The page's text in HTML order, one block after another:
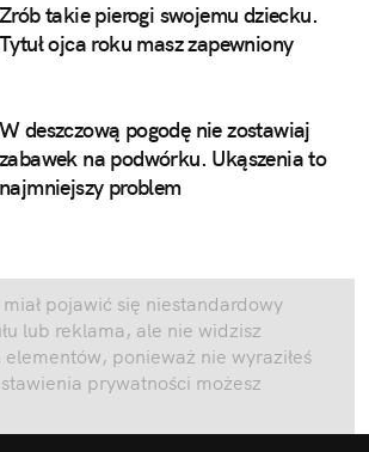
Zrób takie pierogi swojemu dziecku.
Tytuł ojca roku masz zapewniony
W deszczową pogodę nie zostawiaj
zabawek na podwórku. Ukąszenia to
najmniejszy problem
pojawić się niestandardowy
lub reklama, ale nie widzisz
ponieważ nie wyraziłeś
prywatności możesz